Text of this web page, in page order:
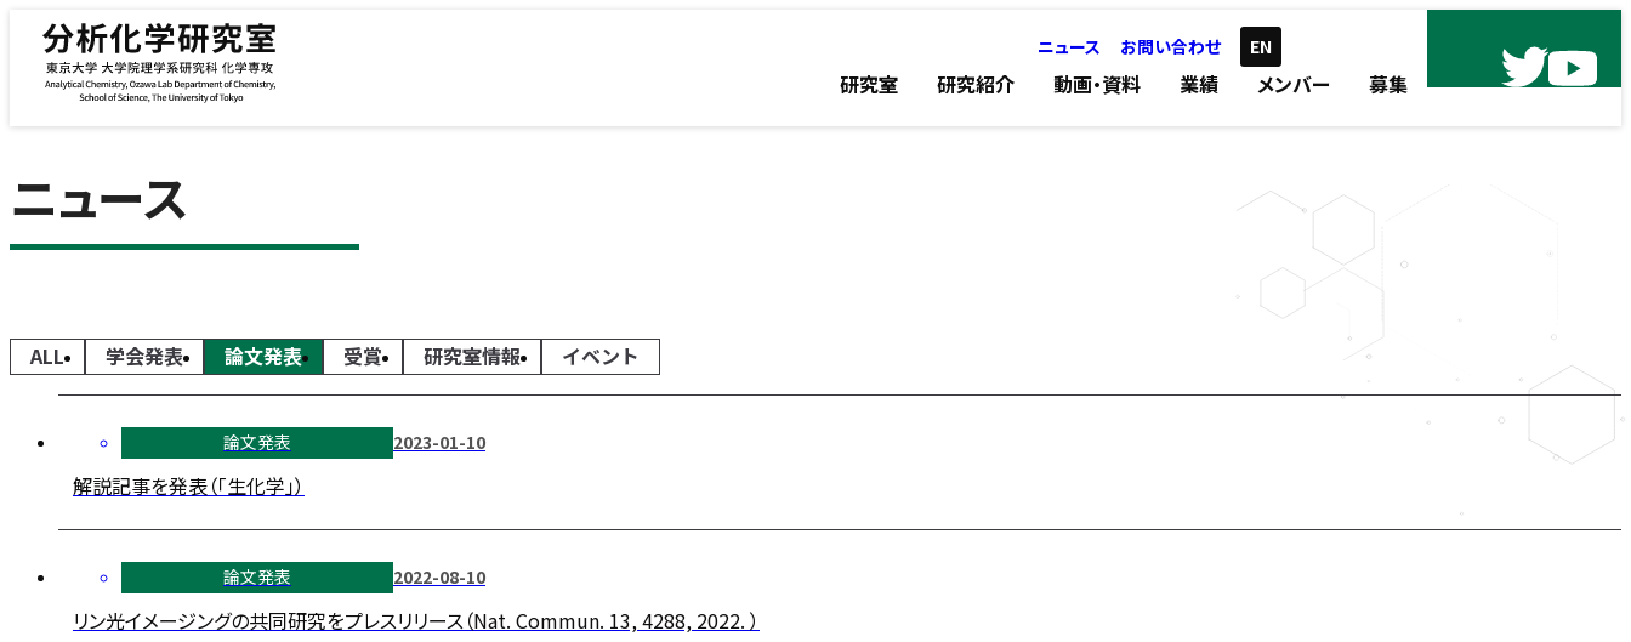
内容をスキップ
ニュース お問い合わせ EN
研究室 研究紹介 動画・資料 業績 メンバー 募集
ニュース
ALL 学会発表 論文発表 受賞 研究室情報 イベント
論文発表 2023-01-10
解説記事を発表（「生化学」）
論文発表 2022-08-10
リン光イメージングの共同研究をプレスリリース（Nat. Commun. 13, 4288, 2022. ）